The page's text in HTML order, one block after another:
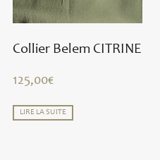
Collier Belem CITRINE
125,00€
LIRE LA SUITE